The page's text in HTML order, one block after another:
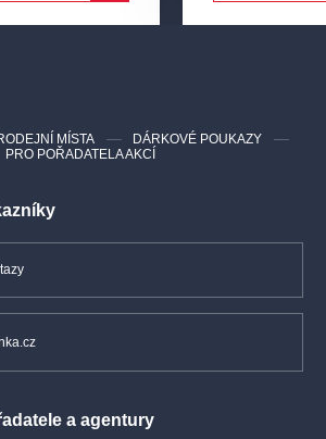
a agentury
MÍSTA
DÁRKOVÉ POUKAZY
PRO POŘADATELA AKCÍ